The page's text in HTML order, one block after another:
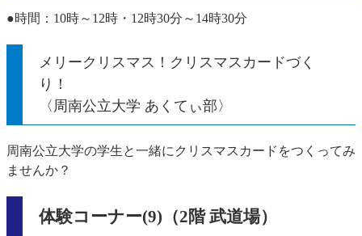
●時間：10時～12時・12時30分～14時30分​
メリークリスマス！クリスマスカードづく
り！
〈周南公立大学 あくてぃ部〉
周南公立大学の学生と一緒にクリスマスカードをつくってみ
ませんか？
体験コーナー(9)（2階 武道場）